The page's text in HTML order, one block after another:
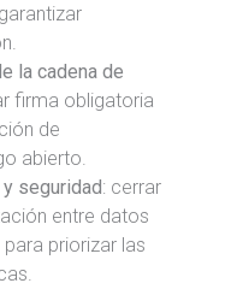
la cadena de
firma obligatoria
de
abierto.
seguridad: cerrar
entre datos
priorizar las